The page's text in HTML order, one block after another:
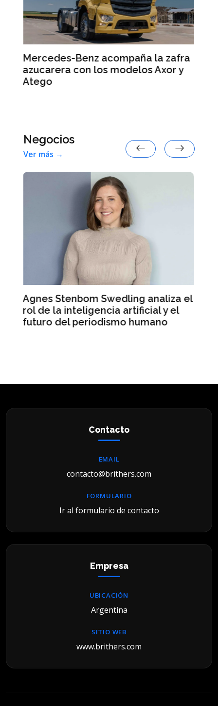
zafra
y
Smart #2: la marca anticipa
detalles de su nuevo auto
Negocios
Ver más →
el
y el
Mercado Libre registra ingresos
récord pero sus acciones caen en
Wall Street
Contacto
EMAIL
contacto@brithers.com
FORMULARIO
Ir al formulario de contacto
Empresa
UBICACIÓN
Argentina
SITIO WEB
www.brithers.com